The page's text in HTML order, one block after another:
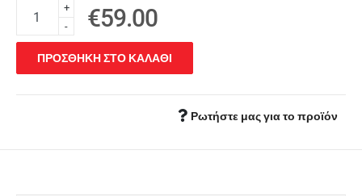
+
-
€59.00
ΠΡΟΣΘΗΚΗ ΣΤΟ ΚΑΛΑΘΙ
Ρωτήστε μας για το προϊόν